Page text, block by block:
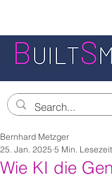
Wie KI die
Bernhard Metzger
25. Jan. 2025 5 Min. Lesezeit